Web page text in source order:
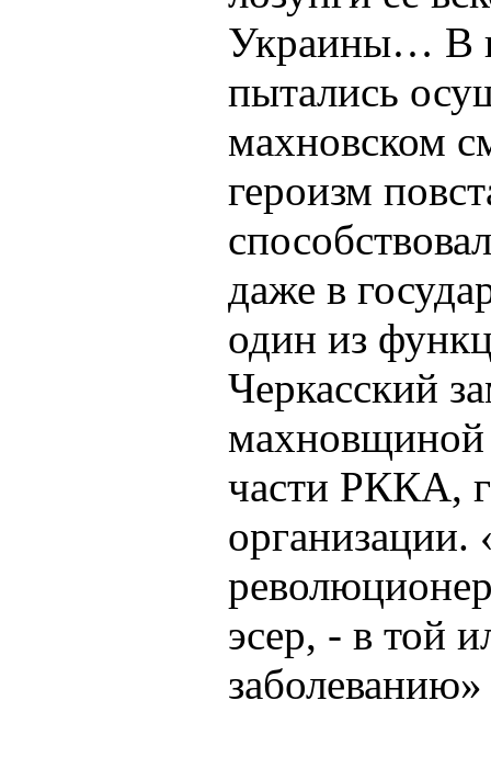
Украины… В
пытались
махновском
героизм
даже в
один из
Черкасский
махновщиной
части РККА,
эсер, - в той